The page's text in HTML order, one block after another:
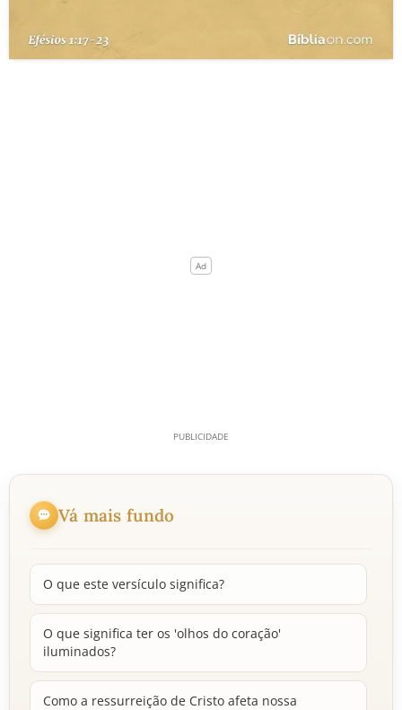
Vá mais fundo
O que este versículo significa?
O que significa ter os 'olhos do coração'
iluminados?
Como a ressurreição de Cristo afeta nossa